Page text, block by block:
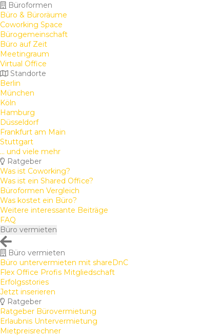
Büroformen
Büro & Büroräume
Coworking Space
Bürogemeinschaft
Büro auf Zeit
Meetingraum
Virtual Office
Standorte
Berlin
München
Köln
Hamburg
Düsseldorf
Frankfurt am Main
Stuttgart
... und viele mehr
Ratgeber
Was ist Coworking?
Was ist ein Shared Office?
Büroformen Vergleich
Was kostet ein Büro?
Weitere interessante Beiträge
FAQ
Büro vermieten
Büro vermieten
Büro untervermieten mit shareDnC
Flex Office Profis Mitgliedschaft
Erfolgsstories
Jetzt inserieren
Ratgeber
Ratgeber Bürovermietung
Erlaubnis Untervermietung
Mietpreisrechner